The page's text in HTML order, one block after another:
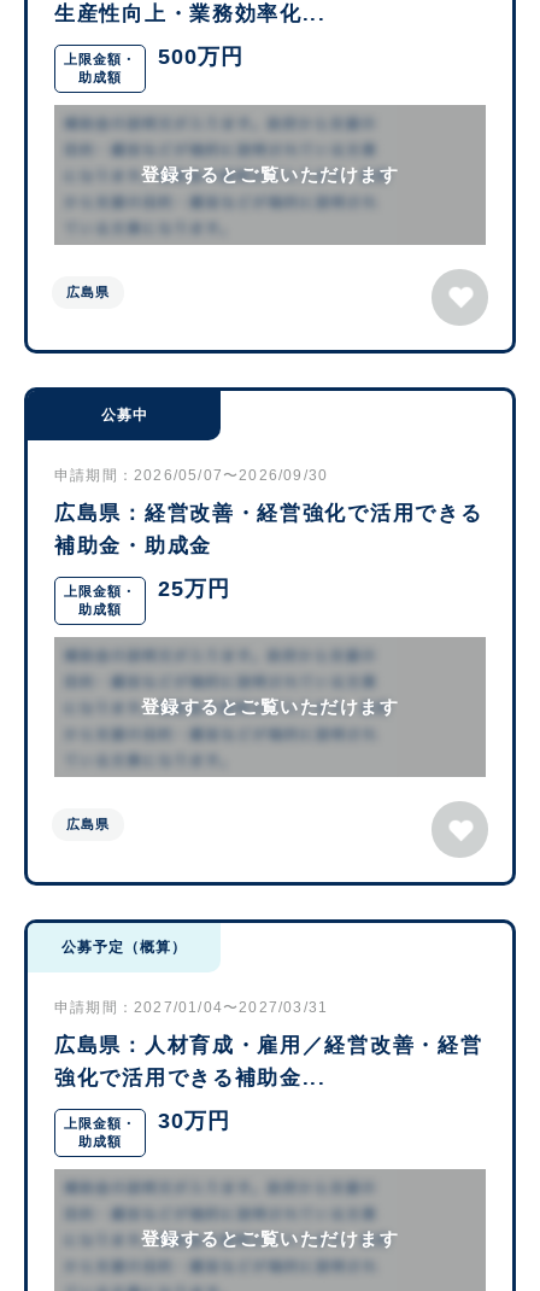
生産性向上・業務効率化...
上限金額・
助成額
500万円
登録するとご覧いただけます
広島県
公募中
申請期間：2026/05/07〜2026/09/30
広島県：経営改善・経営強化で活用できる
補助金・助成金
上限金額・
助成額
25万円
登録するとご覧いただけます
広島県
公募予定（概算）
申請期間：2027/01/04〜2027/03/31
広島県：人材育成・雇用／経営改善・経営
強化で活用できる補助金...
上限金額・
助成額
30万円
登録するとご覧いただけます